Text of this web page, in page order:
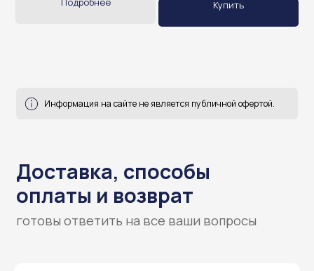
Купить